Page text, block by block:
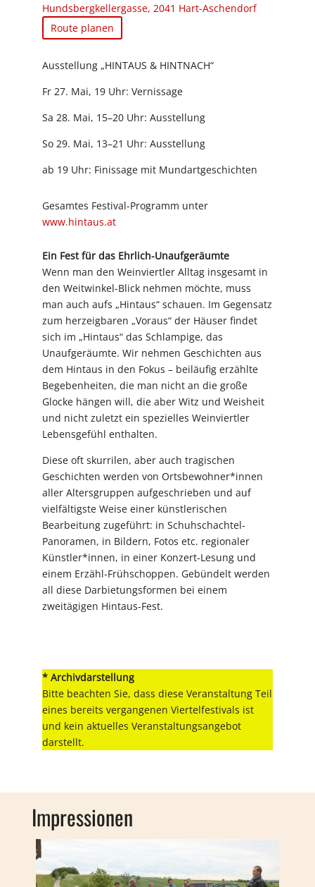
Hundsbergkellergasse, 2041 Hart-Aschendorf
Route planen
Ausstellung „HINTAUS & HINTNACH“
Fr 27. Mai, 19 Uhr: Vernissage
Sa 28. Mai, 15–20 Uhr: Ausstellung
So 29. Mai, 13–21 Uhr: Ausstellung
ab 19 Uhr: Finissage mit Mundartgeschichten
Gesamtes Festival-Programm unter
www.hintaus.at
Ein Fest für das Ehrlich-Unaufgeräumte
Wenn man den Weinviertler Alltag insgesamt in
den Weitwinkel-Blick nehmen möchte, muss
man auch aufs „Hintaus“ schauen. Im Gegensatz
zum herzeigbaren „Voraus“ der Häuser findet
sich im „Hintaus“ das Schlampige, das
Unaufgeräumte. Wir nehmen Geschichten aus
dem Hintaus in den Fokus – beiläufig erzählte
Begebenheiten, die man nicht an die große
Glocke hängen will, die aber Witz und Weisheit
und nicht zuletzt ein spezielles Weinviertler
Lebensgefühl enthalten.
Diese oft skurrilen, aber auch tragischen
Geschichten werden von Ortsbewohner*innen
aller Altersgruppen aufgeschrieben und auf
vielfältigste Weise einer künstlerischen
Bearbeitung zugeführt: in Schuhschachtel-
Panoramen, in Bildern, Fotos etc. regionaler
Künstler*innen, in einer Konzert-Lesung und
einem Erzähl-Frühschoppen. Gebündelt werden
all diese Darbietungsformen bei einem
zweitägigen Hintaus-Fest.
* Archivdarstellung
Bitte beachten Sie, dass diese Veranstaltung Teil
eines bereits vergangenen Viertelfestivals ist
und kein aktuelles Veranstaltungsangebot
darstellt.
Impressionen